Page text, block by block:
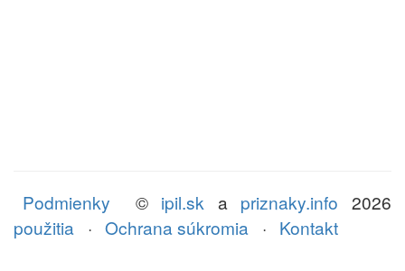
© ipil.sk a priznaky.info 2026
Podmienky
použitia · Ochrana súkromia · Kontakt